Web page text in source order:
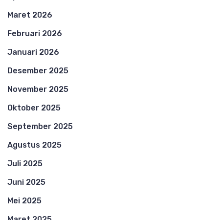
Maret 2026
Februari 2026
Januari 2026
Desember 2025
November 2025
Oktober 2025
September 2025
Agustus 2025
Juli 2025
Juni 2025
Mei 2025